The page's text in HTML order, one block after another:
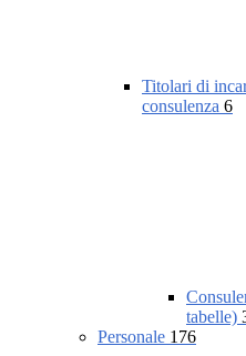
Titolari di
consulenza 6
tabelle)
Personale 176